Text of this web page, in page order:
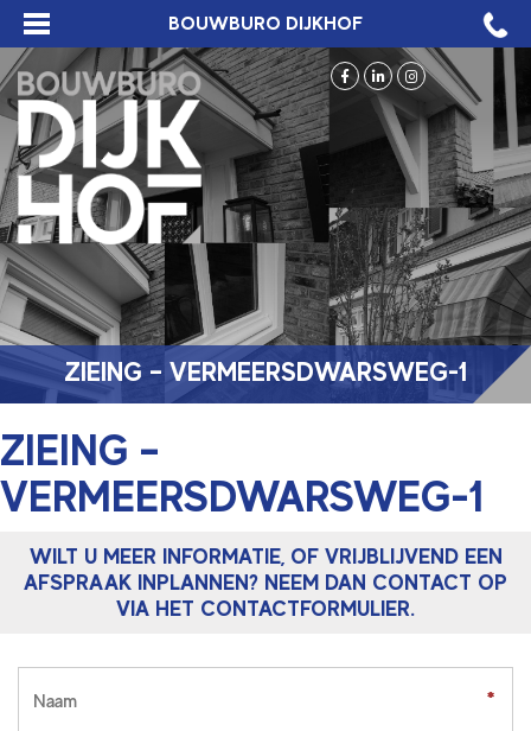
BOUWBURO DIJKHOF
ZIEING – VERMEERSDWARSWEG-1
ZIEING –
VERMEERSDWARSWEG-1
WILT U MEER INFORMATIE, OF VRIJBLIJVEND EEN
AFSPRAAK INPLANNEN? NEEM DAN CONTACT OP
VIA HET CONTACTFORMULIER.
*
*